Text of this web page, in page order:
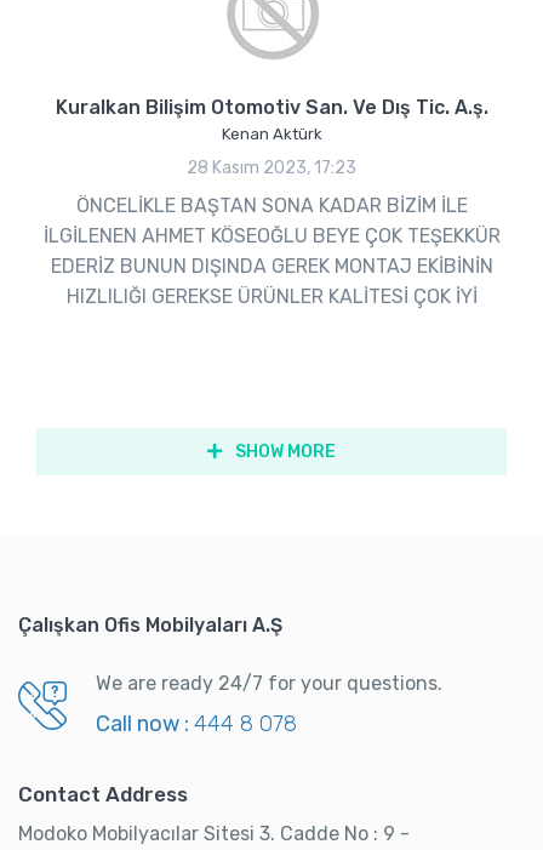
Kuralkan Bilişim Otomotiv San. Ve Dış Tic. A.ş.
Kenan Aktürk
28 Kasım 2023, 17:23
ÖNCELİKLE BAŞTAN SONA KADAR BİZİM İLE
İLGİLENEN AHMET KÖSEOĞLU BEYE ÇOK TEŞEKKÜR
EDERİZ BUNUN DIŞINDA GEREK MONTAJ EKİBİNİN
HIZLILIĞI GEREKSE ÜRÜNLER KALİTESİ ÇOK İYİ
SHOW MORE
Çalışkan Ofis Mobilyaları A.Ş
We are ready 24/7 for your questions.
Call now : 444 8 078
Contact Address
Modoko Mobilyacılar Sitesi 3. Cadde No : 9 -